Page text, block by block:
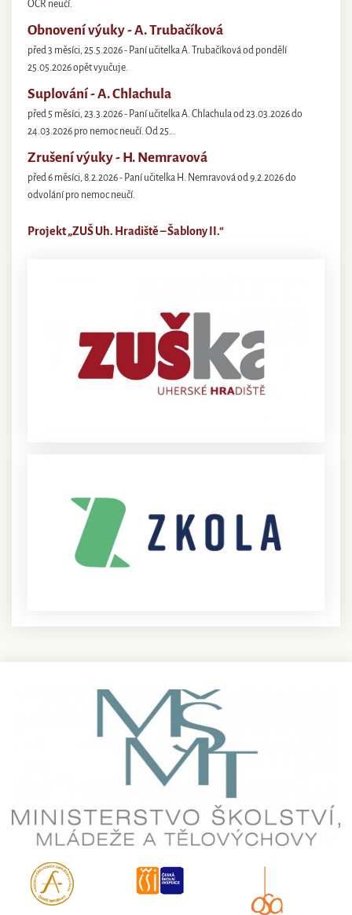
OČR neučí.
Obnovení výuky - A. Trubačíková
před 3 měsíci, 25.5.2026 - Paní učitelka A. Trubačíková od pondělí
25.05.2026 opět vyučuje.
Suplování - A. Chlachula
před 5 měsíci, 23.3.2026 - Paní učitelka A. Chlachula od 23.03.2026 do
24.03.2026 pro nemoc neučí. Od 25…
Zrušení výuky - H. Nemravová
před 6 měsíci, 8.2.2026 - Paní učitelka H. Nemravová od 9.2.2026 do
odvolání pro nemoc neučí.
Projekt „ZUŠ Uh. Hradiště – Šablony II.“